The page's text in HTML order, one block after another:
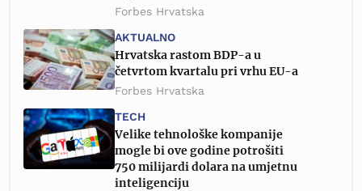
Forbes Hrvatska
AKTUALNO
Hrvatska rastom BDP-a u
četvrtom kvartalu pri vrhu EU-a
Forbes Hrvatska
TECH
Velike tehnološke kompanije
mogle bi ove godine potrošiti
750 milijardi dolara na umjetnu
inteligenciju